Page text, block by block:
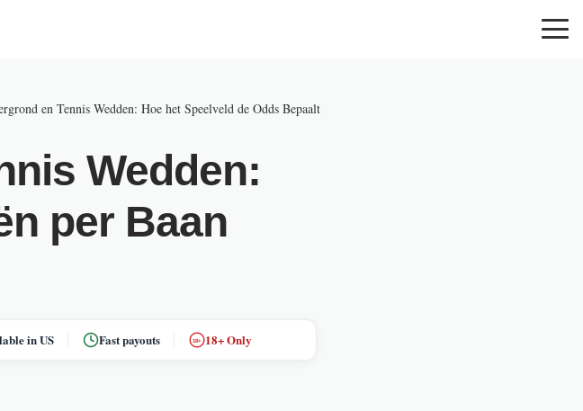
en Tennis Wedden: Hoe het Speelveld de Odds Bepaalt
Wedden:
per Baan
in US Fast payouts 18+ 18+ Only